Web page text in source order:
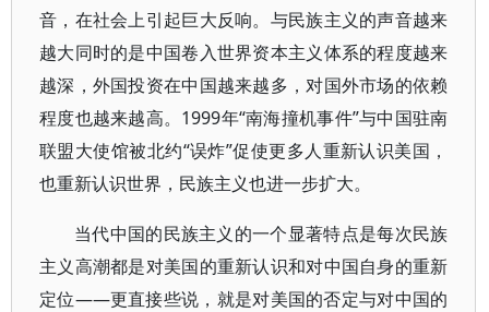
音，在社会上引起巨大反响。与民族主义的声音越来
越大同时的是中国卷入世界资本主义体系的程度越来
越深，外国投资在中国越来越多，对国外市场的依赖
程度也越来越高。1999年“南海撞机事件”与中国驻南
联盟大使馆被北约“误炸”促使更多人重新认识美国，
也重新认识世界，民族主义也进一步扩大。
当代中国的民族主义的一个显著特点是每次民族
主义高潮都是对美国的重新认识和对中国自身的重新
定位——更直接些说，就是对美国的否定与对中国的